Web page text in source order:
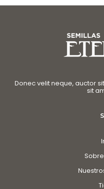
Donec velit neque, auctor
sit